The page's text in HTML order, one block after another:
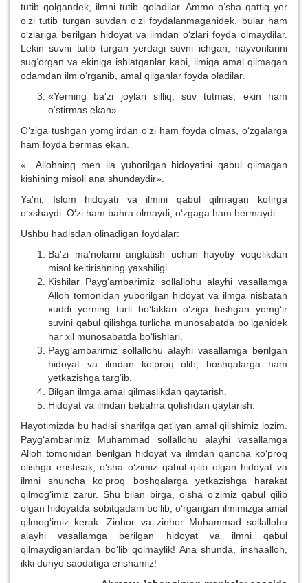
tutib qolgandek, ilmni tutib qoladilar. Ammo o‘sha qattiq yer
o‘zi tutib turgan suvdan o‘zi foydalanmaganidek, bular ham
o‘zlariga berilgan hidoyat va ilmdan o‘zlari foyda olmaydilar.
Lekin suvni tutib turgan yerdagi suvni ichgan, hayvonlarini
sug‘organ va ekiniga ishlatganlar kabi, ilmiga amal qilmagan
odamdan ilm o‘rganib, amal qilganlar foyda oladilar.
«Yerning ba'zi joylari silliq, suv tutmas, ekin ham
o‘stirmas ekan».
O‘ziga tushgan yomg‘irdan o‘zi ham foyda olmas, o‘zgalarga
ham foyda bermas ekan.
«…Allohning men ila yuborilgan hidoyatini qabul qilmagan
kishining misoli ana shundaydir».
Ya'ni, Islom hidoyati va ilmini qabul qilmagan kofirga
o‘xshaydi. O‘zi ham bahra olmaydi, o‘zgaga ham bermaydi.
Ushbu hadisdan olinadigan foydalar:
Ba'zi ma'nolarni anglatish uchun hayotiy voqelikdan
misol keltirishning yaxshiligi.
Kishilar Payg‘ambarimiz sollallohu alayhi vasallamga
Alloh tomonidan yuborilgan hidoyat va ilmga nisbatan
xuddi yerning turli bo‘laklari o‘ziga tushgan yomg‘ir
suvini qabul qilishga turlicha munosabatda bo‘lganidek
har xil munosabatda bo‘lishlari.
Payg‘ambarimiz sollallohu alayhi vasallamga berilgan
hidoyat va ilmdan ko‘proq olib, boshqalarga ham
yetkazishga targ‘ib.
Bilgan ilmga amal qilmaslikdan qaytarish.
Hidoyat va ilmdan bebahra qolishdan qaytarish.
Hayotimizda bu hadisi sharifga qat'iyan amal qilishimiz lozim.
Payg‘ambarimiz Muhammad sollallohu alayhi vasallamga
Alloh tomonidan berilgan hidoyat va ilmdan qancha ko‘proq
olishga erishsak, o‘sha o‘zimiz qabul qilib olgan hidoyat va
ilmni shuncha ko‘proq boshqalarga yetkazishga harakat
qilmog‘imiz zarur. Shu bilan birga, o‘sha o‘zimiz qabul qilib
olgan hidoyatda sobitqadam bo‘lib, o‘rgangan ilmimizga amal
qilmog‘imiz kerak. Zinhor va zinhor Muhammad sollallohu
alayhi vasallamga berilgan hidoyat va ilmni qabul
qilmaydiganlardan bo‘lib qolmaylik! Ana shunda, inshaalloh,
ikki dunyo saodatiga erishamiz!